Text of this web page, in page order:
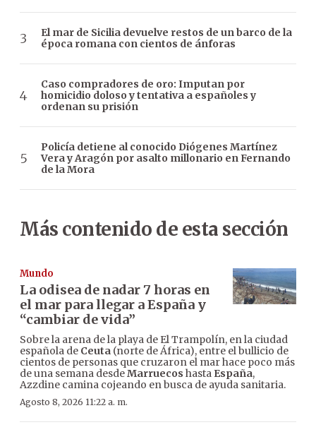
El mar de Sicilia devuelve restos de un barco de la
época romana con cientos de ánforas
Caso compradores de oro: Imputan por
homicidio doloso y tentativa a españoles y
ordenan su prisión
Policía detiene al conocido Diógenes Martínez
Vera y Aragón por asalto millonario en Fernando
de la Mora
Más contenido de esta sección
Mundo
La odisea de nadar 7 horas en
el mar para llegar a España y
“cambiar de vida”
Sobre la arena de la playa de El Trampolín, en la ciudad
española de Ceuta (norte de África), entre el bullicio de
cientos de personas que cruzaron el mar hace poco más
de una semana desdeMarruecos hasta España,
Azzdine camina cojeando en busca de ayuda sanitaria.
Agosto 8, 2026 11:22 a. m.